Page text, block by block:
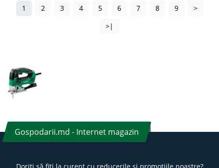
1 2 3 4 5 6 7 8 9
>
>|
Gospodarii.md - Internet magazin